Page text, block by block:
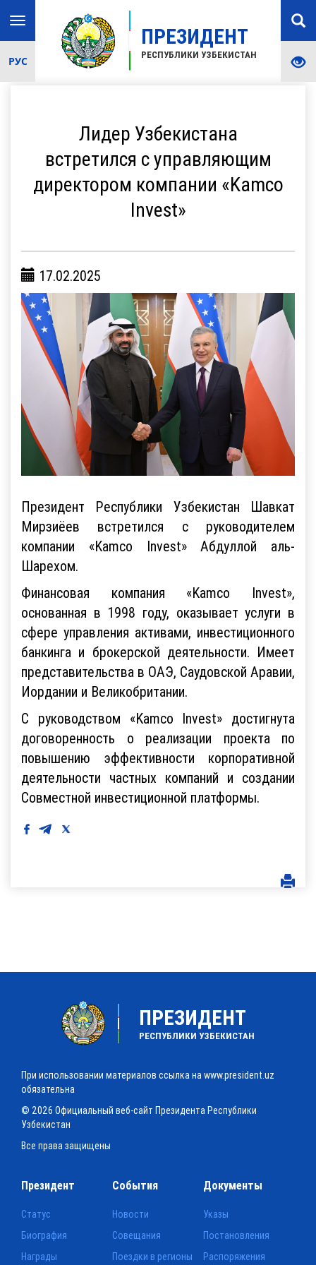
ПРЕЗИДЕНТ
РЕСПУБЛИКИ УЗБЕКИСТАН
Toggle
navigation
РУС
Лидер Узбекистана
встретился с управляющим
директором компании «Kamco
Invest»
17.02.2025
Президент Республики Узбекистан Шавкат
Мирзиёев встретился с руководителем
компании «Kamco Invest» Абдуллой аль-
Шарехом.
Финансовая компания «Kamco Invest»,
основанная в 1998 году, оказывает услуги в
сфере управления активами, инвестиционного
банкинга и брокерской деятельности. Имеет
представительства в ОАЭ, Саудовской Аравии,
Иордании и Великобритании.
С руководством «Kamco Invest» достигнута
договоренность о реализации проекта по
повышению эффективности корпоративной
деятельности частных компаний и создании
Совместной инвестиционной платформы.
ПРЕЗИДЕНТ
РЕСПУБЛИКИ УЗБЕКИСТАН
При использовании материалов ссылка на www.president.uz
обязательна
© 2026 Официальный веб-сайт Президента Республики
Узбекистан
Все права защищены
Президент
Статус
Биография
Награды
События
Новости
Совещания
Поездки в регионы
Документы
Указы
Постановления
Распоряжения